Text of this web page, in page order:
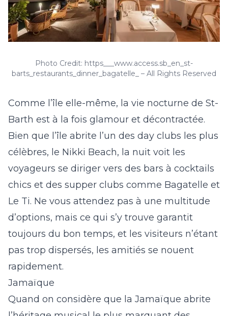
Photo Credit: https___www.access.sb_en_st-
barts_restaurants_dinner_bagatelle_ – All Rights Reserved
Comme l’île elle-même, la vie nocturne de St-
Barth est à la fois glamour et décontractée.
Bien que l’île abrite l’un des day clubs les plus
célèbres, le Nikki Beach, la nuit voit les
voyageurs se diriger vers des bars à cocktails
chics et des supper clubs comme Bagatelle et
Le Ti. Ne vous attendez pas à une multitude
d’options, mais ce qui s’y trouve garantit
toujours du bon temps, et les visiteurs n’étant
pas trop dispersés, les amitiés se nouent
rapidement.
Jamaïque
Quand on considère que la Jamaïque abrite